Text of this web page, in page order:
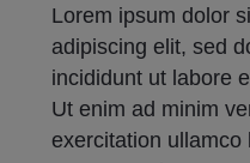
Lorem ipsum dolor
adipiscing elit, sed
incididunt ut labore
Ut enim ad minim
exercitation